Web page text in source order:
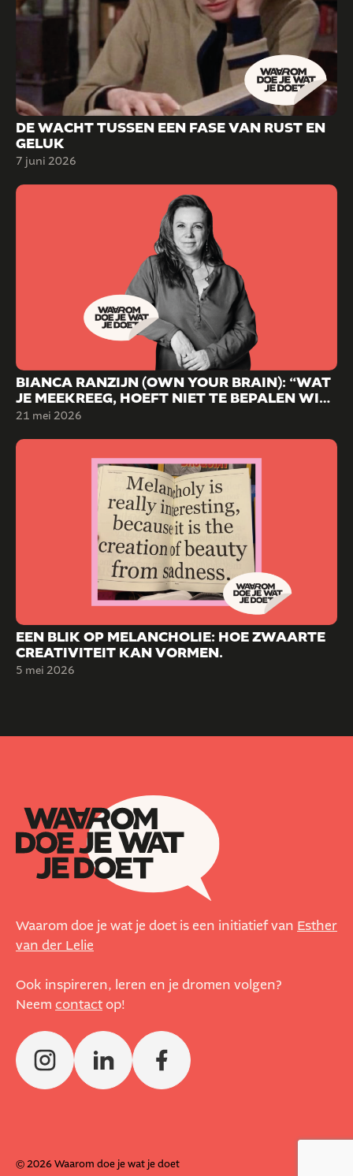
DE WACHT TUSSEN EEN FASE VAN RUST EN
GELUK
7 juni 2026
BIANCA RANZIJN (OWN YOUR BRAIN): “WAT
JE MEEKREEG, HOEFT NIET TE BEPALEN WIE
JE WORDT.”
21 mei 2026
EEN BLIK OP MELANCHOLIE: HOE ZWAARTE
CREATIVITEIT KAN VORMEN.
5 mei 2026
Waarom doe je wat je doet is een initiatief van Esther
van der Lelie
Ook inspireren, leren en je dromen volgen?
Neem contactop!
© 2026 Waarom doe je wat je doet